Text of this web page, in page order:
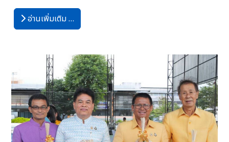
อ่านเพิ่มเติม …